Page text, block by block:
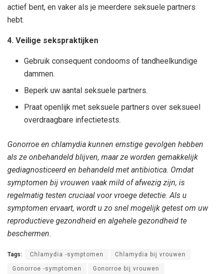
actief bent, en vaker als je meerdere seksuele partners
hebt.
4. Veilige sekspraktijken
Gebruik consequent condooms of tandheelkundige
dammen.
Beperk uw aantal seksuele partners.
Praat openlijk met seksuele partners over seksueel
overdraagbare infectietests.
Gonorroe en chlamydia kunnen ernstige gevolgen hebben
als ze onbehandeld blijven, maar ze worden gemakkelijk
gediagnosticeerd en behandeld met antibiotica. Omdat
symptomen bij vrouwen vaak mild of afwezig zijn, is
regelmatig testen cruciaal voor vroege detectie. Als u
symptomen ervaart, wordt u zo snel mogelijk getest om uw
reproductieve gezondheid en algehele gezondheid te
beschermen.
Tags: Chlamydia -symptomen Chlamydia bij vrouwen
Gonorroe -symptomen Gonorroe bij vrouwen